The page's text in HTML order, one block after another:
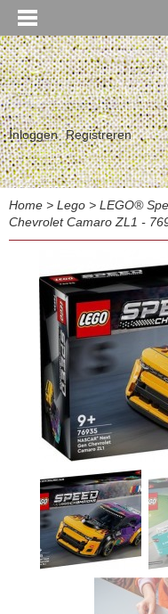
Inloggen Registreren
Home > Lego > LEGO®
Chevrolet Camaro ZL1 -